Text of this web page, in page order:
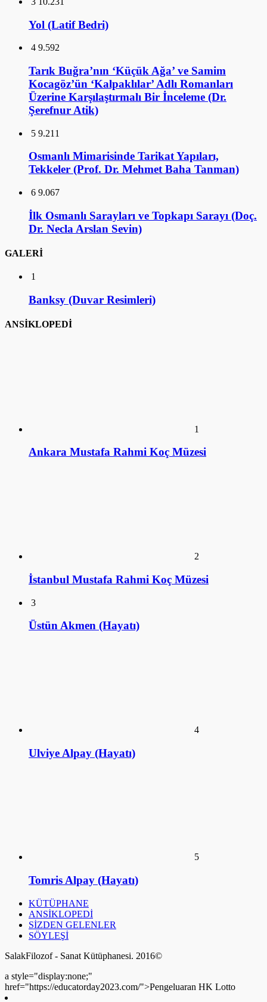
Yol (Latif Bedri)
4 9.592
Tarık Buğra’nın ‘Küçük Ağa’ ve Samim
Kocagöz’ün ‘Kalpaklılar’ Adlı Romanları
Üzerine Karşılaştırmalı Bir İnceleme (Dr.
Şerefnur Atik)
5 9.211
Osmanlı Mimarisinde Tarikat Yapıları,
Tekkeler (Prof. Dr. Mehmet Baha Tanman)
6 9.067
İlk Osmanlı Sarayları ve Topkapı Sarayı (Doç.
Dr. Necla Arslan Sevin)
GALERİ
1
Banksy (Duvar Resimleri)
ANSİKLOPEDİ
1
Ankara Mustafa Rahmi Koç Müzesi
2
İstanbul Mustafa Rahmi Koç Müzesi
3
Üstün Akmen (Hayatı)
4
Ulviye Alpay (Hayatı)
5
Tomris Alpay (Hayatı)
KÜTÜPHANE
ANSİKLOPEDİ
SİZDEN GELENLER
SÖYLEŞİ
SalakFilozof - Sanat Kütüphanesi. 2016©
a style="display:none;"
href="https://educatorday2023.com/">Pengeluaran HK Lotto